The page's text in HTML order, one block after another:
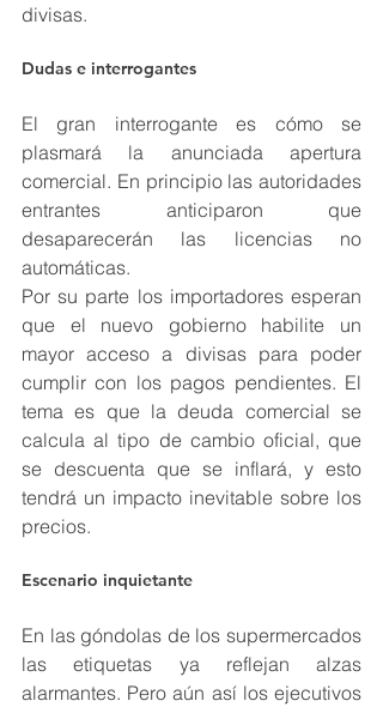
divisas.
Dudas e interrogantes
El gran interrogante es cómo se
plasmará la anunciada apertura
comercial. En principio las autoridades
entrantes anticiparon que
desaparecerán las licencias no
automáticas.
Por su parte los importadores esperan
que el nuevo gobierno habilite un
mayor acceso a divisas para poder
cumplir con los pagos pendientes. El
tema es que la deuda comercial se
calcula al tipo de cambio oficial, que
se descuenta que se inflará, y esto
tendrá un impacto inevitable sobre los
precios.
Escenario inquietante
En las góndolas de los supermercados
las etiquetas ya reflejan alzas
alarmantes. Pero aún así los ejecutivos